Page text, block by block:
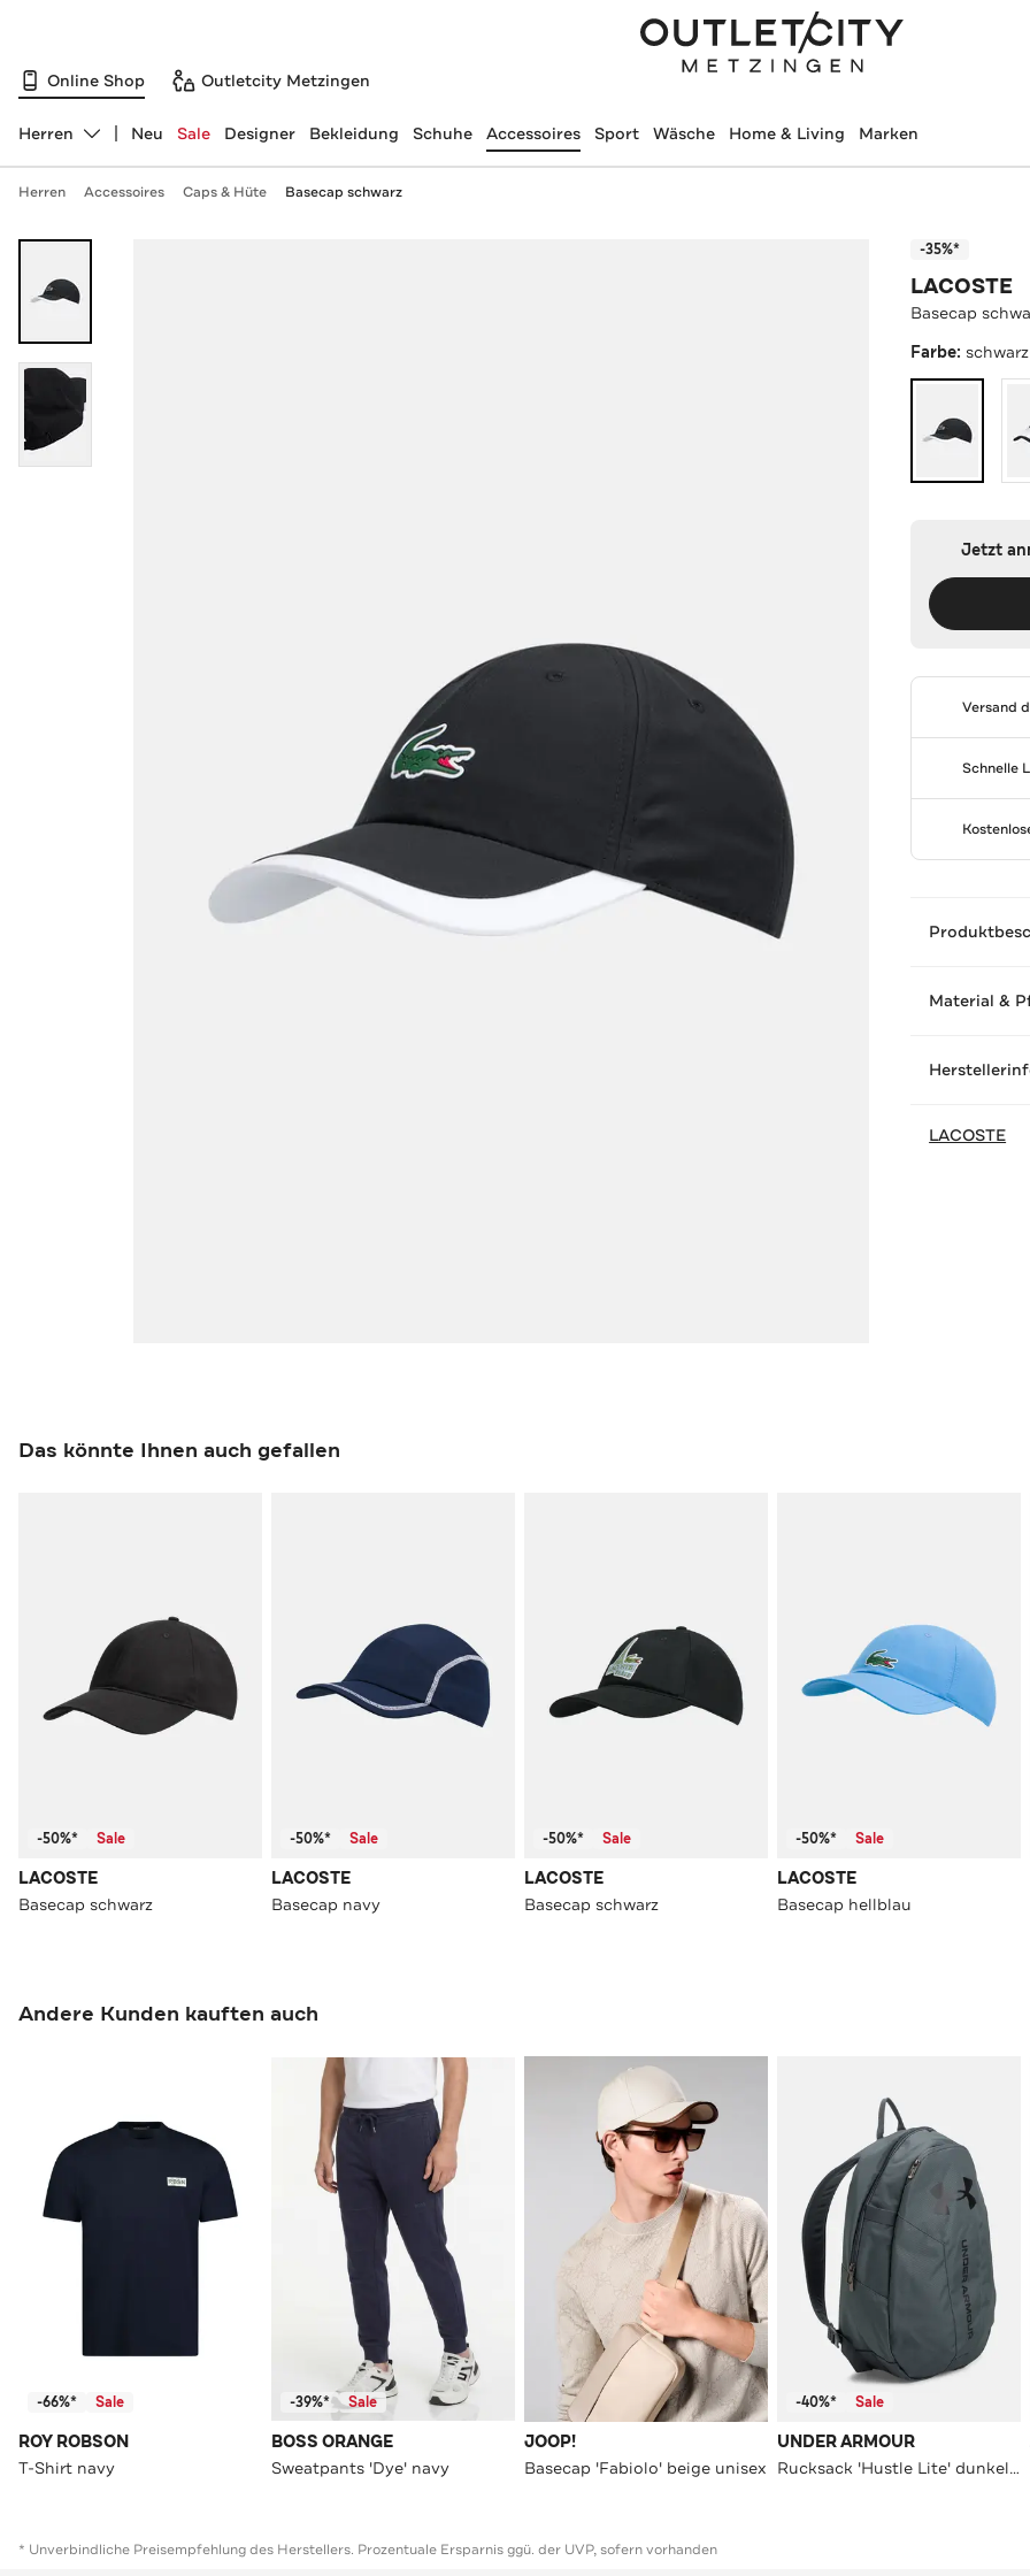
Online Shop Outletcity Metzingen
Abteilung ändern, ausgewählt:
Herren Neu Sale Designer Bekleidung Schuhe Accessoires Sport Wäsche Home & Living Marken
Herren Accessoires Caps & Hüte Basecap schwarz
-35%*
LACOSTE
Basecap
Farbe:
Jetzt
Versand
Schnelle
Material &
LACOSTE
Das könnte Ihnen auch gefallen
-50%* Sale
LACOSTE
Basecap schwarz
-50%* Sale
LACOSTE
Basecap navy
-50%* Sale
LACOSTE
Basecap schwarz
-50%* Sale
LACOSTE
Basecap hellblau
Andere Kunden kauften auch
-66%* Sale
ROY ROBSON
T-Shirt navy
-39%* Sale
BOSS ORANGE
Sweatpants 'Dye' navy
JOOP!
Basecap 'Fabiolo' beige unisex
-40%* Sale
UNDER ARMOUR
Rucksack 'Hustle Lite' dunkelgrau
* Unverbindliche Preisempfehlung des Herstellers. Prozentuale Ersparnis ggü. der UVP, sofern vorhanden